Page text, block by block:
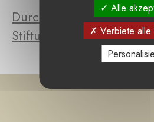
Durchsuchen Sie die
Stiftung
Alle
Verbiete alle